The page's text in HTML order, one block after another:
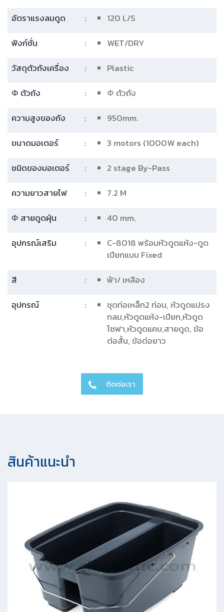
อัตราแรงลมดูด
:
120 L/S
ฟังก์ชั่น
:
WET/DRY
วัสดุตัวถังเครื่อง
:
Plastic
Φ ตัวถัง
:
Φ ตัวถัง
ความสูงของถัง
:
950mm.
ขนาดมอเตอร์
:
3 motors (1000W each)
ชนิดของมอเตอร์
:
2 stage By-Pass
ความยาวสายไฟ
:
7.2 M
Φ สายดูดฝุ่น
:
40 mm.
อุปกรณ์เสริม
:
C-8018 พร้อมหัวดูดแห้ง-ดูด
เปียกแบบ Fixed
สี
:
ฟ้า/ เหลือง
อุปกรณ์
:
ชุดท่อเหล็ก2 ท่อน, หัวดูดแปรง
กลม,หัวดูดแห้ง-เปียก,หัวดูด
โซฟา,หัวดูดแคบ,สายดูด, ข้อ
ต่อสั้น, ข้อต่อยาว
ติดต่อเรา
สินค้าแนะนํา